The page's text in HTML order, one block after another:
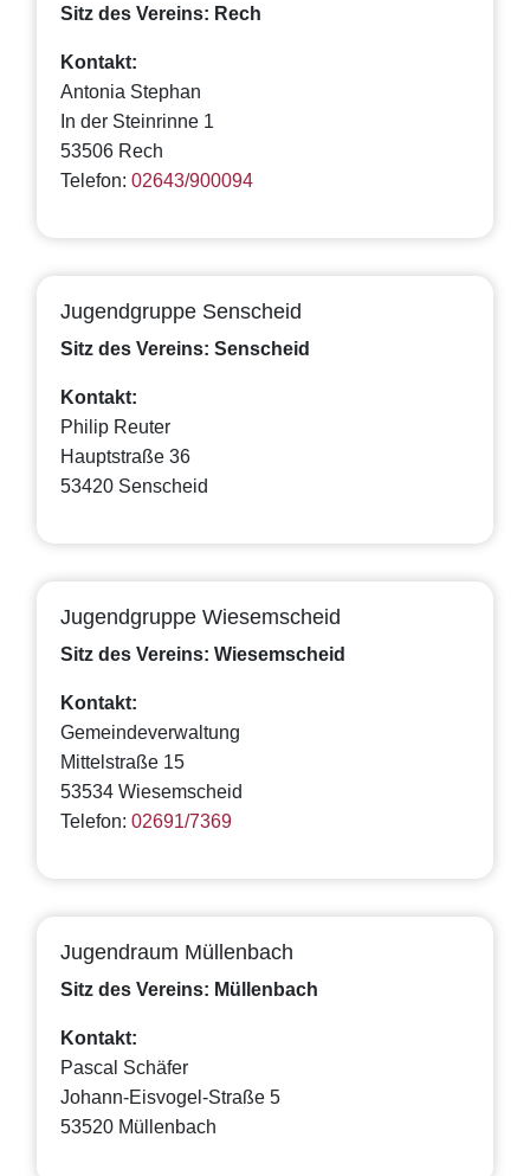
Sitz des Vereins: Rech
Kontakt:
Antonia Stephan
In der Steinrinne 1
53506 Rech
Telefon: 02643/900094
Jugendgruppe Senscheid
Sitz des Vereins: Senscheid
Kontakt:
Philip Reuter
Hauptstraße 36
53420 Senscheid
Jugendgruppe Wiesemscheid
Sitz des Vereins: Wiesemscheid
Kontakt:
Gemeindeverwaltung
Mittelstraße 15
53534 Wiesemscheid
Telefon: 02691/7369
Jugendraum Müllenbach
Sitz des Vereins: Müllenbach
Kontakt:
Pascal Schäfer
Johann-Eisvogel-Straße 5
53520 Müllenbach